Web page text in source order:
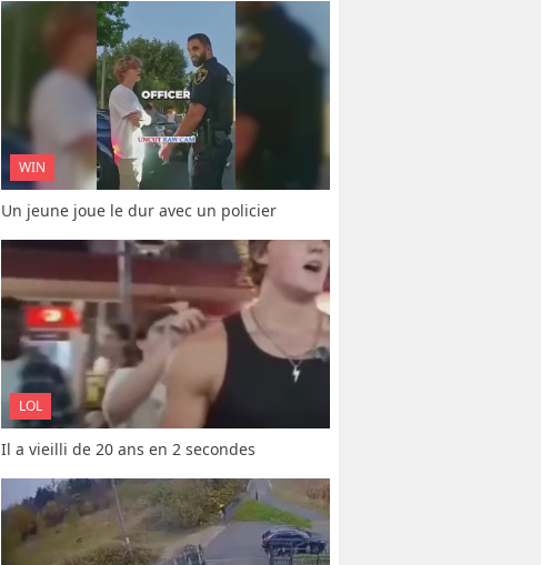
WIN
Un jeune joue le dur avec un policier
LOL
Il a vieilli de 20 ans en 2 secondes